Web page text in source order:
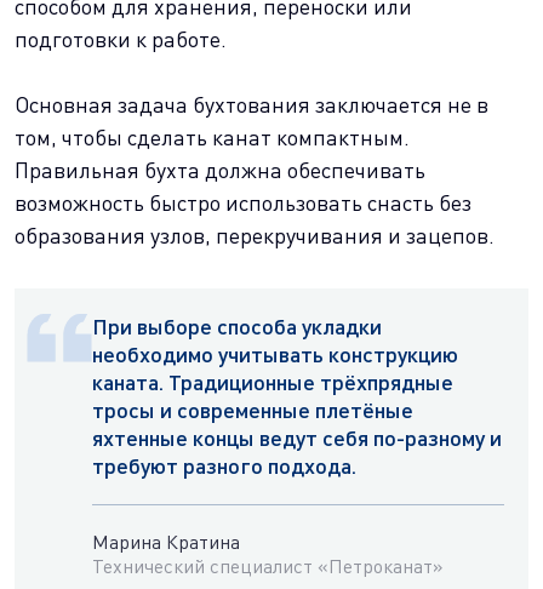
способом для хранения, переноски или
подготовки к работе.
Основная задача бухтования заключается не в
том, чтобы сделать канат компактным.
Правильная бухта должна обеспечивать
возможность быстро использовать снасть без
образования узлов, перекручивания и зацепов.
При выборе способа укладки
необходимо учитывать конструкцию
каната. Традиционные трёхпрядные
тросы и современные плетёные
яхтенные концы ведут себя по-разному и
требуют разного подхода.
Марина Кратина
Технический специалист «Петроканат»